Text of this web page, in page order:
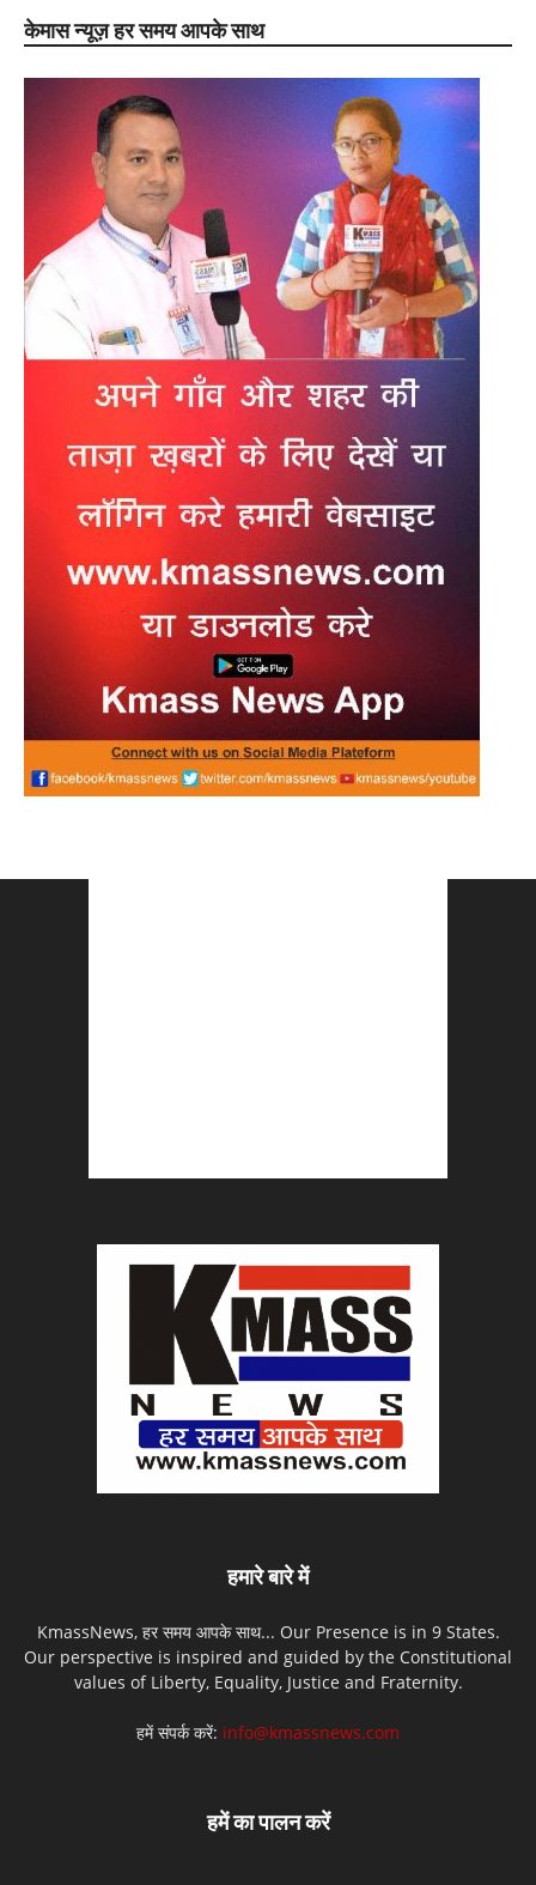
केमास न्यूज़ हर समय आपके साथ
हमारे बारे में
KmassNews, हर समय आपके साथ... Our Presence is in 9 States.
Our perspective is inspired and guided by the Constitutional
values of Liberty, Equality, Justice and Fraternity.
हमें संपर्क करें: info@kmassnews.com
हमें का पालन करें